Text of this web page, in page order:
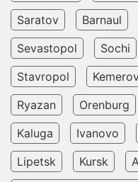
Saratov
Barnaul
Sevastopol
Sochi
Stavropol
Ryazan
Orenburg
Kaluga
Ivanovo
Lipetsk
Kursk